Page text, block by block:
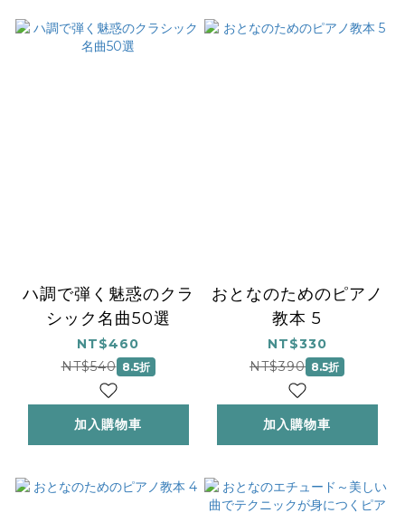
ハ調で弾く魅惑のクラ
シック名曲50選
NT$460
NT$540 8.5折
加入購物車
おとなのためのピアノ
教本 5
NT$330
NT$390 8.5折
加入購物車